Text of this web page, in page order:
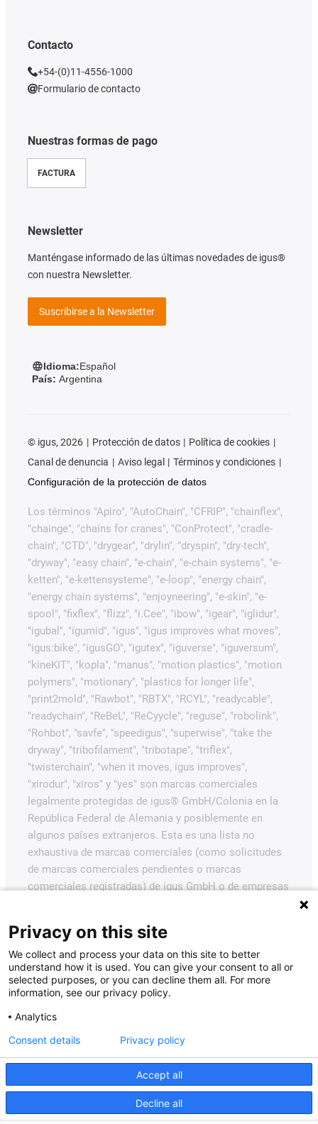
Nuestras formas de pago
FACTURA
Contacto
+54-(0)11-4556-1000
Formulario de contacto
Newsletter
Manténgase informado de las últimas novedades de igus®
con nuestra Newsletter.
Suscribirse a la Newsletter
Idioma:Español
País: Argentina
© igus, 2026 Protección de datos
Política de cookies
Canal de denuncia
Aviso legal
Términos y condiciones
Configuración de la protección de datos
Los términos "Apiro", "AutoChain", "CFRIP", "chainflex",
"chainge", "chains for cranes", "ConProtect", "cradle-
chain", "CTD", "drygear", "drylin", "dryspin", "dry-tech",
"dryway", "easy chain", "e-chain", "e-chain systems", "e-
ketten", "e-kettensysteme", "e-loop", "energy chain",
"energy chain systems", "enjoyneering", "e-skin", "e-
spool", "fixflex", "flizz", "i.Cee", "ibow", "igear", "iglidur",
"igubal", "igumid", "igus", "igus improves what moves",
"igus:bike", "igusGO", "igutex", "iguverse", "iguversum",
"kineKIT", "kopla", "manus", "motion plastics", "motion
polymers", "motionary", "plastics for longer life",
"print2mold", "Rawbot", "RBTX", "RCYL", "readycable",
"readychain", "ReBeL", "ReCyycle", "reguse", "robolink",
"Rohbot", "savfe", "speedigus", "superwise", "take the
dryway", "tribofilament", "tribotape", "triflex",
"twisterchain", "when it moves, igus improves",
"xirodur", "xiros" y "yes" son marcas comerciales
legalmente protegidas de igus® GmbH/Colonia en la
República Federal de Alemania y posiblemente en
algunos países extranjeros. Esta es una lista no
exhaustiva de marcas comerciales (como solicitudes
de marcas comerciales pendientes o marcas
comerciales registradas) de igus GmbH o de empresas
igus® GmbH desea señalar que no vende productos de
Allen Bradley, B&R, Baumüller, Beckhoff, Lahr, Control
Techniques, Danaher Motion, ELAU, FAGOR, FANUC,
Festo, Heidenhain, Jetter, Lenze, LinMot, LTi DRiVES,
Mitsubishi, NUM, Parker, Bosch Rexroth, SEW, Siemens,
Stöber y todos los demás fabricantes de
productos ofrecidos por igus® son los de igus®
GmbH.
Privacy on this site
We collect and process your data on this site to better
understand how it is used. You can give your consent to all or
selected purposes, or you can decline them all. For more
information, see our privacy policy.
Analytics
Accept all
Decline all
Consent details Privacy policy